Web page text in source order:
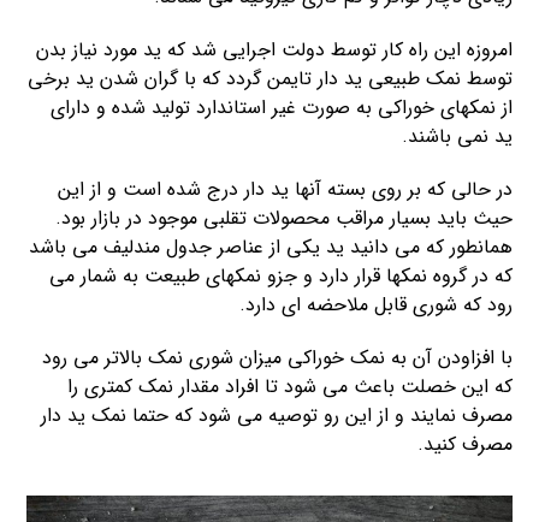
امروزه این راه کار توسط دولت اجرایی شد که ید مورد نیاز بدن
توسط نمک طبیعی ید دار تایمن گردد که با گران شدن ید برخی
از نمکهای خوراکی به صورت غیر استاندارد تولید شده و دارای
ید نمی باشند.
در حالی که بر روی بسته آنها ید دار درج شده است و از این
حیث باید بسیار مراقب محصولات تقلبی موجود در بازار بود.
همانطور که می دانید ید یکی از عناصر جدول مندلیف می باشد
که در گروه نمکها قرار دارد و جزو نمکهای طبیعت به شمار می
رود که شوری قابل ملاحضه ای دارد.
با افزاودن آن به نمک خوراکی میزان شوری نمک بالاتر می رود
که این خصلت باعث می شود تا افراد مقدار نمک کمتری را
مصرف نمایند و از این رو توصیه می شود که حتما نمک ید دار
مصرف کنید.